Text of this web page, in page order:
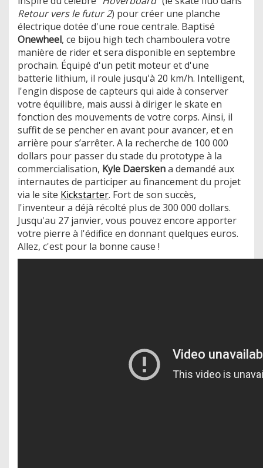
Retour vers le futur 2) pour créer une planche
électrique dotée d'une roue centrale. Baptisé
Onewheel, ce bijou high tech chamboulera votre
manière de rider et sera disponible en septembre
prochain. Équipé d'un petit moteur et d'une
batterie lithium, il roule jusqu'à 20 km/h. Intelligent,
l'engin dispose de capteurs qui aide à conserver
votre équilibre, mais aussi à diriger le skate en
fonction des mouvements de votre corps. Ainsi, il
suffit de se pencher en avant pour avancer, et en
arrière pour s’arrêter. A la recherche de 100 000
dollars pour passer du stade du prototype à la
commercialisation, Kyle Daerskena demandé aux
internautes de participer au financement du projet
via le site Kickstarter. Fort de son succès,
l'inventeur a déjà récolté plus de 300 000 dollars.
Jusqu'au 27 janvier, vous pouvez encore apporter
votre pierre à l'édifice en donnant quelques euros.
Allez, c'est pour la bonne cause !